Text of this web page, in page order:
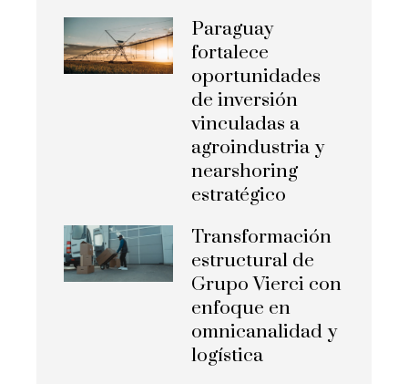
Paraguay
fortalece
oportunidades
de inversión
vinculadas a
agroindustria y
nearshoring
estratégico
Transformación
estructural de
Grupo Vierci con
enfoque en
omnicanalidad y
logística